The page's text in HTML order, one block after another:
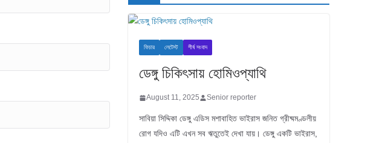
ফিচার লেটেস্ট শীর্ষ সংবাদ
ডেঙ্গু চিকিৎসায় হোমিওপ্যাথি
August 11, 2025 Senior reporter
সাবিয়া সিদ্দিকা ডেঙ্গু এডিস মশাবাহিত ভাইরাস জনিত গ্রীষ্মমণ্ডলীয়
রোগ যদিও এটি এখন সব ঋতুতেই দেখা যায়। ডেঙ্গু একটি ভাইরাস,